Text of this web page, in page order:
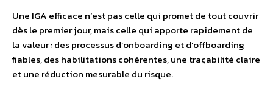
Une IGA efficace n’est pas celle qui promet de tout couvrir
dès le premier jour, mais celle qui apporte rapidement de
la valeur : des processus d’onboarding et d’offboarding
fiables, des habilitations cohérentes, une traçabilité claire
et une réduction mesurable du risque.